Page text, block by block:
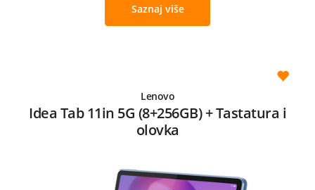
Saznaj više
Lenovo
Idea Tab 11in 5G (8+256GB) + Tastatura i
olovka